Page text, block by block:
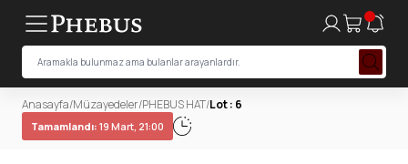
Anasayfa/Müzayedeler/PHEBUS HAT/Lot : 6
Tamamlandı: 19 Mart, 21:00